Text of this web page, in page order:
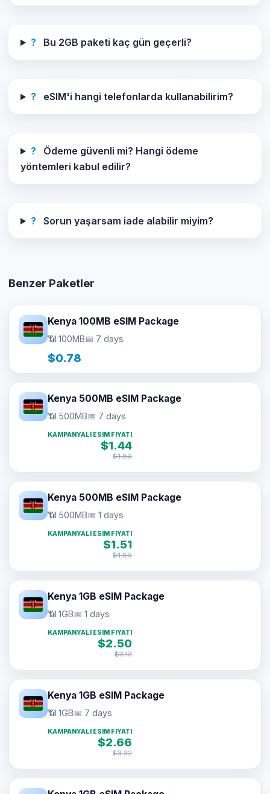
? Bu 2GB paketi kaç gün geçerli?
? eSIM'i hangi telefonlarda kullanabilirim?
?
Ödeme güvenli mi? Hangi ödeme
yöntemleri kabul edilir?
? Sorun yaşarsam iade alabilir miyim?
Benzer Paketler
Kenya 100MB eSIM Package
📶 100MB📅 7 days
$0.78
Kenya 500MB eSIM Package
📶 500MB📅 7 days
KAMPANYALI ESIM FIYATI
$1.44
$1.80
Kenya 500MB eSIM Package
📶 500MB📅 1 days
KAMPANYALI ESIM FIYATI
$1.51
$1.89
Kenya 1GB eSIM Package
📶 1GB📅 1 days
KAMPANYALI ESIM FIYATI
$2.50
$3.13
Kenya 1GB eSIM Package
📶 1GB📅 7 days
KAMPANYALI ESIM FIYATI
$2.66
$3.32